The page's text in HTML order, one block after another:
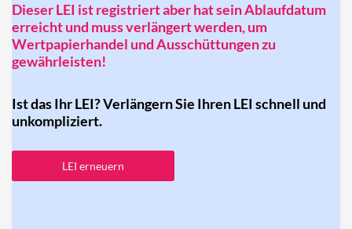
Dieser LEI ist registriert aber hat sein Ablaufdatum
erreicht und muss verlängert werden, um
Wertpapierhandel und Ausschüttungen zu
gewährleisten!
Ist das Ihr LEI? Verlängern Sie Ihren LEI schnell und
unkompliziert.
LEI erneuern